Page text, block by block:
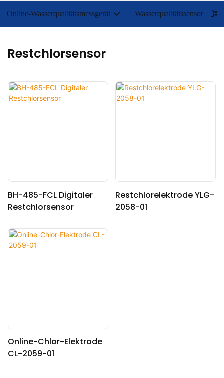
Online-Wasserqualitätsmessgerät Wasserqualitätssensor
Restchlorsensor
BH-485-FCL Digitaler
Restchlorsensor
Restchlorelektrode YLG-
2058-01
Online-Chlor-Elektrode
CL-2059-01